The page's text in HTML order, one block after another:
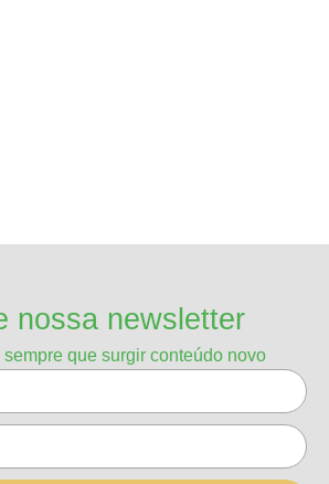
nossa newsletter
que surgir conteúdo novo